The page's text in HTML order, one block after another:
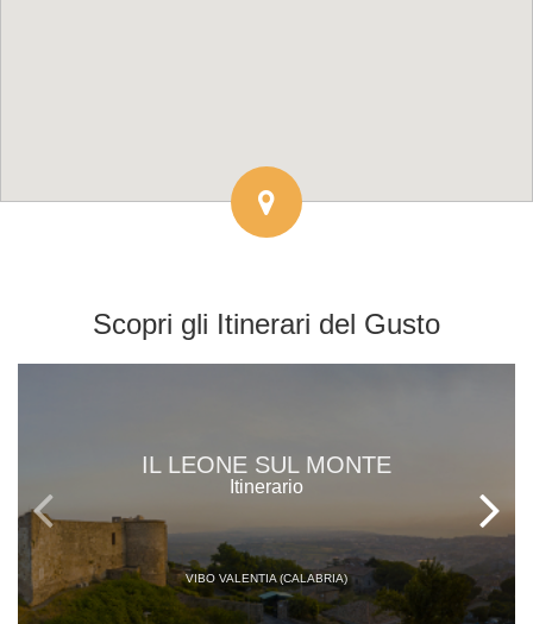
Scopri gli Itinerari del Gusto
IL LEONE SUL MONTE
Itinerario
VIBO VALENTIA (CALABRIA)